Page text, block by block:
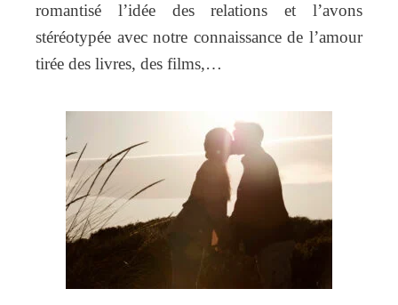
romantisé l’idée des relations et l’avons
stéréotypée avec notre connaissance de l’amour
tirée des livres, des films,…